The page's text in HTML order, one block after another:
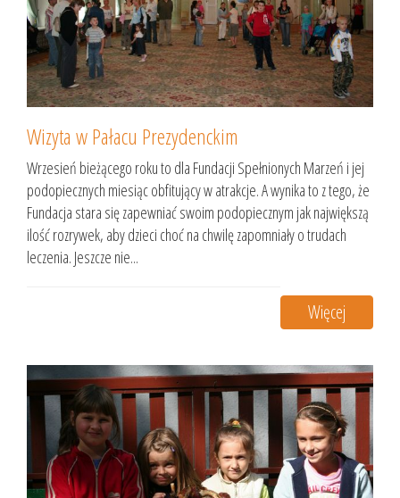
Wizyta w Pałacu Prezydenckim
Wrzesień bieżącego roku to dla Fundacji Spełnionych Marzeń i jej
podopiecznych miesiąc obfitujący w atrakcje. A wynika to z tego, że
Fundacja stara się zapewniać swoim podopiecznym jak największą
ilość rozrywek, aby dzieci choć na chwilę zapomniały o trudach
leczenia. Jeszcze nie...
Więcej